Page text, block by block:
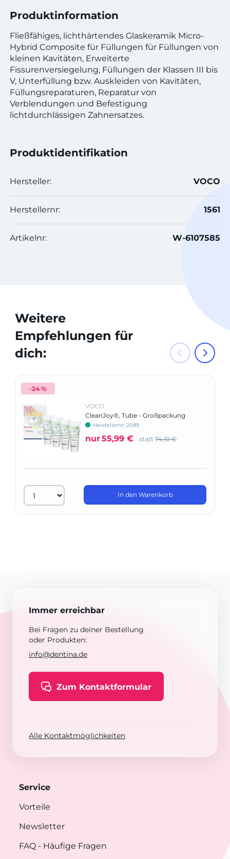
Produktinformation
Fließfähiges, lichthärtendes Glaskeramik Micro-
Hybrid Composite für Füllungen für Füllungen von
kleinen Kavitäten, Erweiterte
Fissurenversiegelung, Füllungen der Klassen III bis
V, Unterfüllung bzw. Auskleiden von Kavitäten,
Füllungsreparaturen, Reparatur von
Verblendungen und Befestigung
lichtdurchlässigen Zahnersatzes.
Produktidentifikation
Hersteller: VOCO
Herstellernr: 1561
Artikelnr: W-6107585
Weitere
Empfehlungen für
dich:
-24 %
VOCO
CleanJoy®, Tube - Großpackung
Herstellernr: 2089
nur55,99 € statt 74,10 €
In den Warenkorb
Immer erreichbar
Bei Fragen zu deiner Bestellung
oder Produkten:
info@dentina.de
Zum Kontaktformular
Alle Kontaktmöglichkeiten
Service
Vorteile
Newsletter
FAQ - Häufige Fragen